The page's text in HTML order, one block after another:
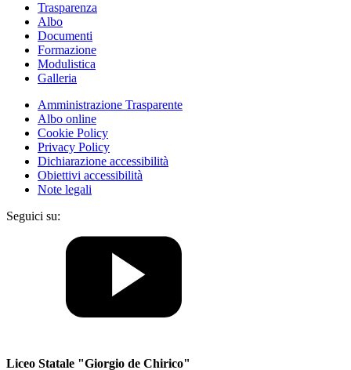
Trasparenza
Albo
Documenti
Formazione
Modulistica
Galleria
Amministrazione Trasparente
Albo online
Cookie Policy
Privacy Policy
Dichiarazione accessibilità
Obiettivi accessibilità
Note legali
Seguici su:
Liceo Statale "Giorgio de Chirico"